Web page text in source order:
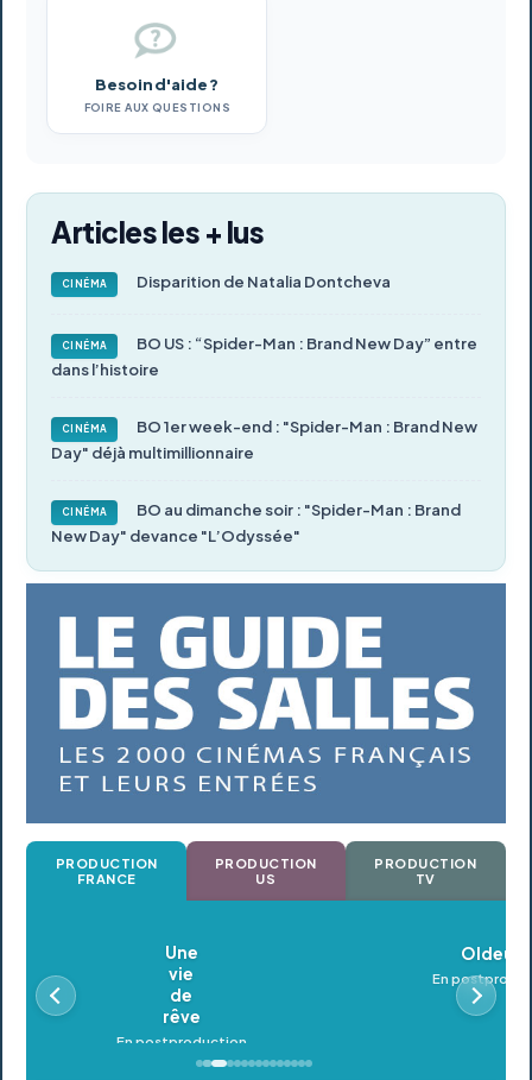
Besoin d'aide ?
FOIRE AUX QUESTIONS
Articles les + lus
CINÉMA Disparition de Natalia Dontcheva
CINÉMA
BO US : “Spider-Man : Brand New Day” entre
dans l’histoire
CINÉMA
BO 1er week-end : "Spider-Man : Brand New
Day" déjà multimillionnaire
CINÉMA
BO au dimanche soir : "Spider-Man : Brand
New Day" devance "L’Odyssée"
PRODUCTION
FRANCE
PRODUCTION
US
PRODUCTION
TV
Oldeupe
En postproduction